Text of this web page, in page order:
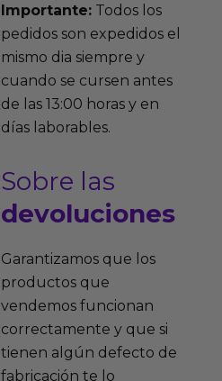
Importante:Todos los
pedidos son expedidos el
mismo dia siempre y
cuando se cursen antes
de las 13:00 horas y en
días laborables.
Sobre las
devoluciones
Garantizamos que los
productos que
vendemos funcionan
correctamente y que si
tienen algún defecto de
fabricación te lo